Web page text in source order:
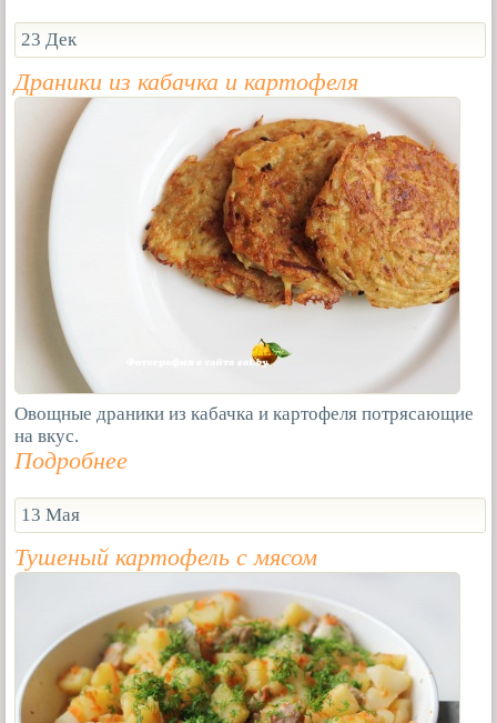
23 Дек
Драники из кабачка и картофеля
Овощные драники из кабачка и картофеля потрясающие
на вкус.
Подробнее
13 Мая
Тушеный картофель с мясом